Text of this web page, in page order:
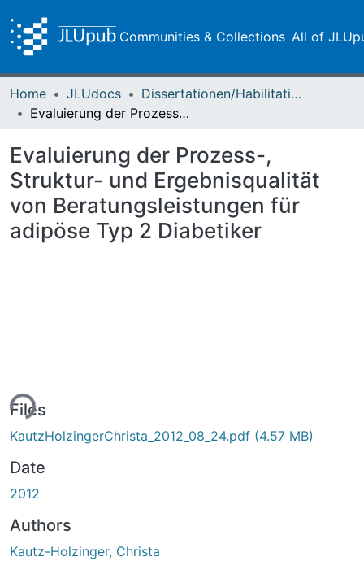
Communities & Collections All of
Home JLUdocs
Dissertationen/Habilitationen
Evaluierung der Prozess-, Struktur- und Ergebnisqualität von Beratungsleistungen für adipöse Typ 2 Diabetiker
Evaluierung der Prozess-,
Struktur- und Ergebnisqualität
von Beratungsleistungen für
adipöse Typ 2 Diabetiker
Files
KautzHolzingerChrista_2012_08_24.pdf (4.57 MB)
Date
2012
Authors
Kautz-Holzinger, Christa